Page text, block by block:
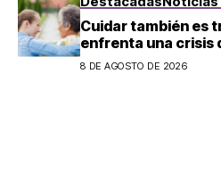
Cuidar también es
enfrenta una crisis
8 DE AGOSTO DE 2026